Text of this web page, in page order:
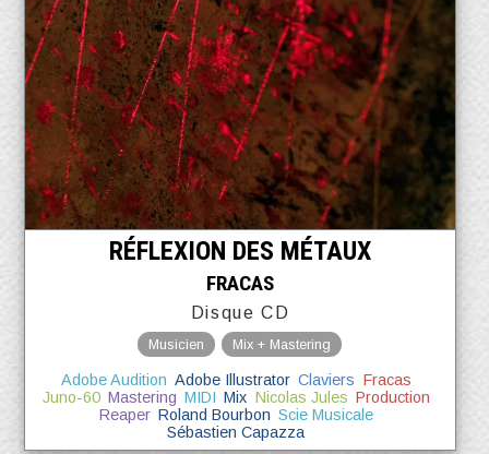
RÉFLEXION DES MÉTAUX
FRACAS
Disque CD
Musicien Mix + Mastering
Adobe Audition Adobe Illustrator Claviers Fracas
Juno-60 Mastering MIDI Mix Nicolas Jules Production
Reaper Roland Bourbon Scie Musicale
Sébastien Capazza